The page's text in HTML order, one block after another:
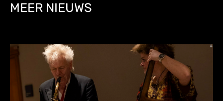
MEER NIEUWS